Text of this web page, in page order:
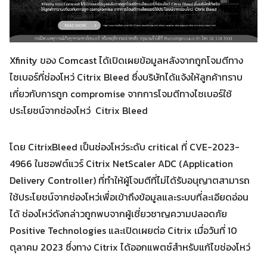
Search
Search
Xfinity ของ Comcast ได้เปิดเผยข้อมูลหลังจากถูกโจมตีทาง
ไซเบอร์ที่ช่องโหว่ Citrix Bleed ซึ่งบริษัทได้แจ้งให้ลูกค้าทราบ
เกี่ยวกับการถูก compromise จากการโจมตีทางไซเบอร์ใช้
ประโยชน์จากช่องโหว่ Citrix Bleed
โดย CitrixBleed เป็นช่องโหว่ระดับ critical ที่ CVE-2023-
4966 ในซอฟต์แวร์ Citrix NetScaler ADC (Application
Delivery Controller) ที่ทำให้ผู้โจมตีที่ไม่ได้รับอนุญาตสามารถ
ใช้ประโยชน์จากช่องโหว่เพื่อเข้าถึงข้อมูลและระบบที่ละเอียดอ่อน
ได้ ช่องโหว่ดังกล่าวถูกพบจากผู้เชี่ยวชาญความปลอดภัย
Positive Technologies และเปิดเผยต่อ Citrix เมื่อวันที่ 10
ตุลาคม 2023 ซึ่งทาง Citrix ได้ออกแพตช์สำหรับแก้ไขช่องโหว่